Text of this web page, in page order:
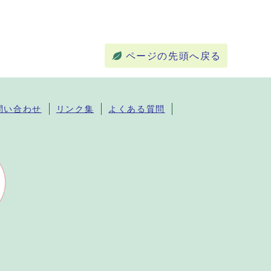
ページの先頭へ戻る
い合わせ リンク集 よくある質問